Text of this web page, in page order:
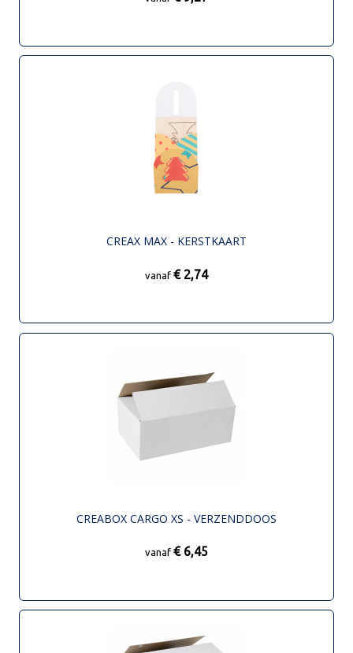
CREAX MAX - KERSTKAART
vanaf € 2,74
CREABOX CARGO XS - VERZENDDOOS
vanaf € 6,45